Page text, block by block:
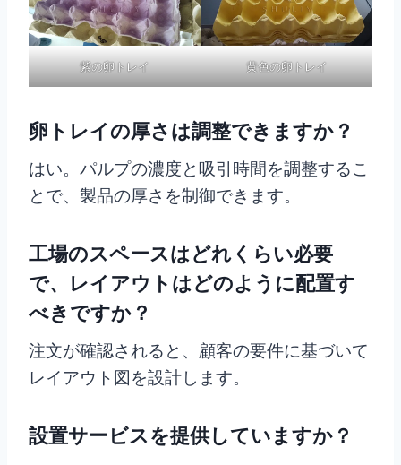
紫の卵トレイ 黄色の卵トレイ
卵トレイの厚さは調整できますか？
はい。パルプの濃度と吸引時間を調整するこ
とで、製品の厚さを制御できます。
工場のスペースはどれくらい必要
で、レイアウトはどのように配置す
べきですか？
注文が確認されると、顧客の要件に基づいて
レイアウト図を設計します。
設置サービスを提供していますか？